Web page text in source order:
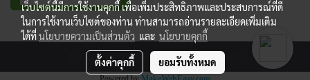
© Copyright 2016 All Rights Reserved
เว็บไซต์นี้มีการใช้งานคุกกี้ เพื่อเพิ่มประสิทธิภาพและประสบการณ์ที่ดี
ในการใช้งานเว็บไซต์ของท่าน ท่านสามารถอ่านรายละเอียดเพิ่มเติม
ได้ที่นโยบายความเป็นส่วนตัว และ นโยบายคุกกี้
ตั้งค่าคุกกี้ ยอมรับทั้งหมด